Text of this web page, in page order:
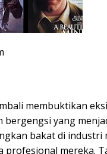
membuktikan
yang
bakat di industri
profesional mereka.